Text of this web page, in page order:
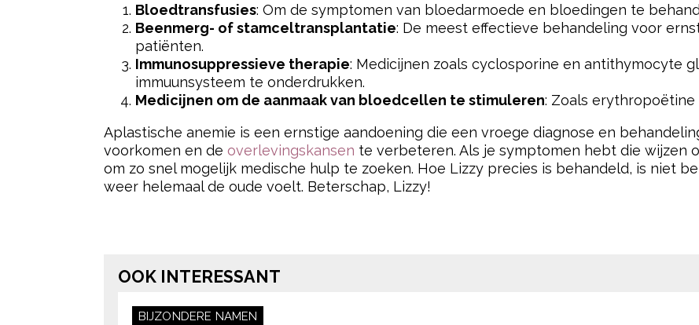
Bloedtransfusies: Om de symptomen van bloedarmoede en bloedingen te
Beenmerg- of stamceltransplantatie: De meest effectieve behandeling voor
patiënten.
Immunosuppressieve therapie: Medicijnen zoals cyclosporine en antithymocyte
immuunsysteem te onderdrukken.
Medicijnen om de aanmaak van bloedcellen te stimuleren: Zoals erythropoëtine
Aplastische anemie is een ernstige aandoening die een vroege diagnose en
voorkomen en de overlevingskansen te verbeteren. Als je symptomen hebt die wijzen
om zo snel mogelijk medische hulp te zoeken. Hoe Lizzy precies is behandeld, is niet
weer helemaal de oude voelt. Beterschap, Lizzy!
OOK INTERESSANT
BIJZONDERE NAMEN